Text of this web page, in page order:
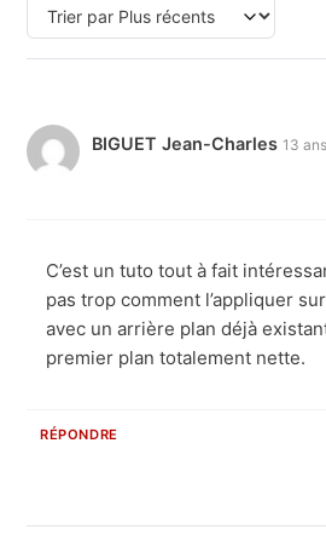
BIGUET Jean-Charles 13
C’est un tuto tout à fait
pas trop comment l’appliquer
avec un arrière plan déjà
premier plan totalement nette.
RÉPONDRE